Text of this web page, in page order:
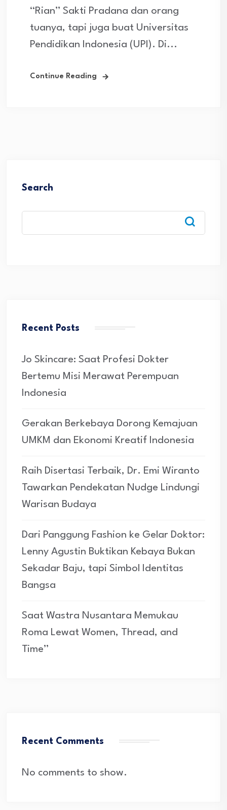
“Rian” Sakti Pradana dan orang
tuanya, tapi juga buat Universitas
Pendidikan Indonesia (UPI). Di...
Continue Reading
Search
Recent Posts
Jo Skincare: Saat Profesi Dokter
Bertemu Misi Merawat Perempuan
Indonesia
Gerakan Berkebaya Dorong Kemajuan
UMKM dan Ekonomi Kreatif Indonesia
Raih Disertasi Terbaik, Dr. Emi Wiranto
Tawarkan Pendekatan Nudge Lindungi
Warisan Budaya
Dari Panggung Fashion ke Gelar Doktor:
Lenny Agustin Buktikan Kebaya Bukan
Sekadar Baju, tapi Simbol Identitas
Bangsa
Saat Wastra Nusantara Memukau
Roma Lewat Women, Thread, and
Time”
Recent Comments
No comments to show.